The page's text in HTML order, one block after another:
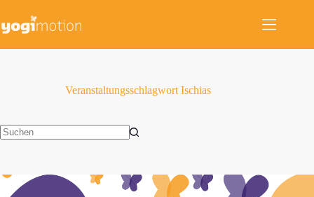
springen
Veranstaltungsschlagwort Ischias